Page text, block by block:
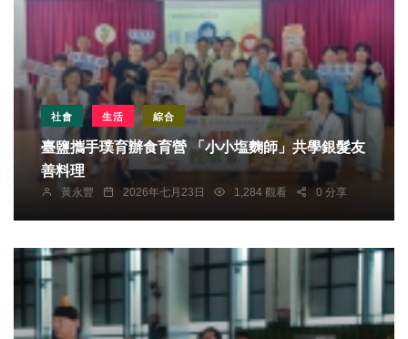
社會 生活 綜合
臺鹽攜手璞育辦食育營 「小小塩麴師」共學銀髮友
善料理
黃永豐 2026年七月23日 1,284 觀看 0 分享